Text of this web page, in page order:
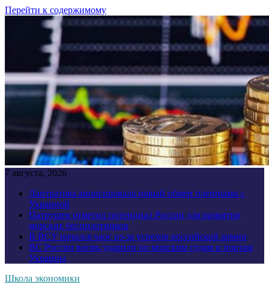
Перейти к содержимому
7 августа, 2026
Лантратова анонсировала новый обмен пленными с
Украиной
Патрушев отметил потенциал России для развития
морских беспилотников
В ВСУ начался хаос из-за успехов российской армии
ВС России вновь ударили по морским судам и портам
Украины
Школа экономики